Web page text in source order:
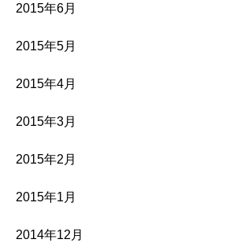
2015年6月
2015年5月
2015年4月
2015年3月
2015年2月
2015年1月
2014年12月